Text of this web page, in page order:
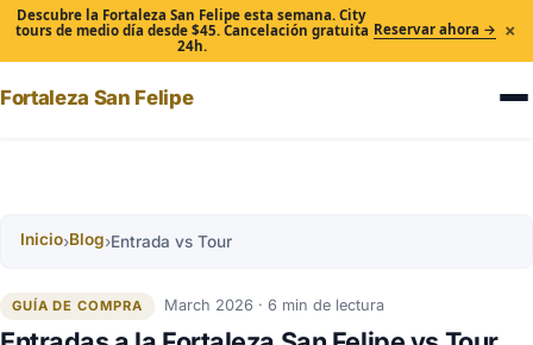
Descubre la Fortaleza San Felipe esta semana. City
tours de medio día desde $45. Cancelación gratuita
24h.
Reservar ahora → ×
Fortaleza San Felipe
Inicio›Blog›Entrada vs Tour
GUÍA DE COMPRA March 2026 · 6 min de lectura